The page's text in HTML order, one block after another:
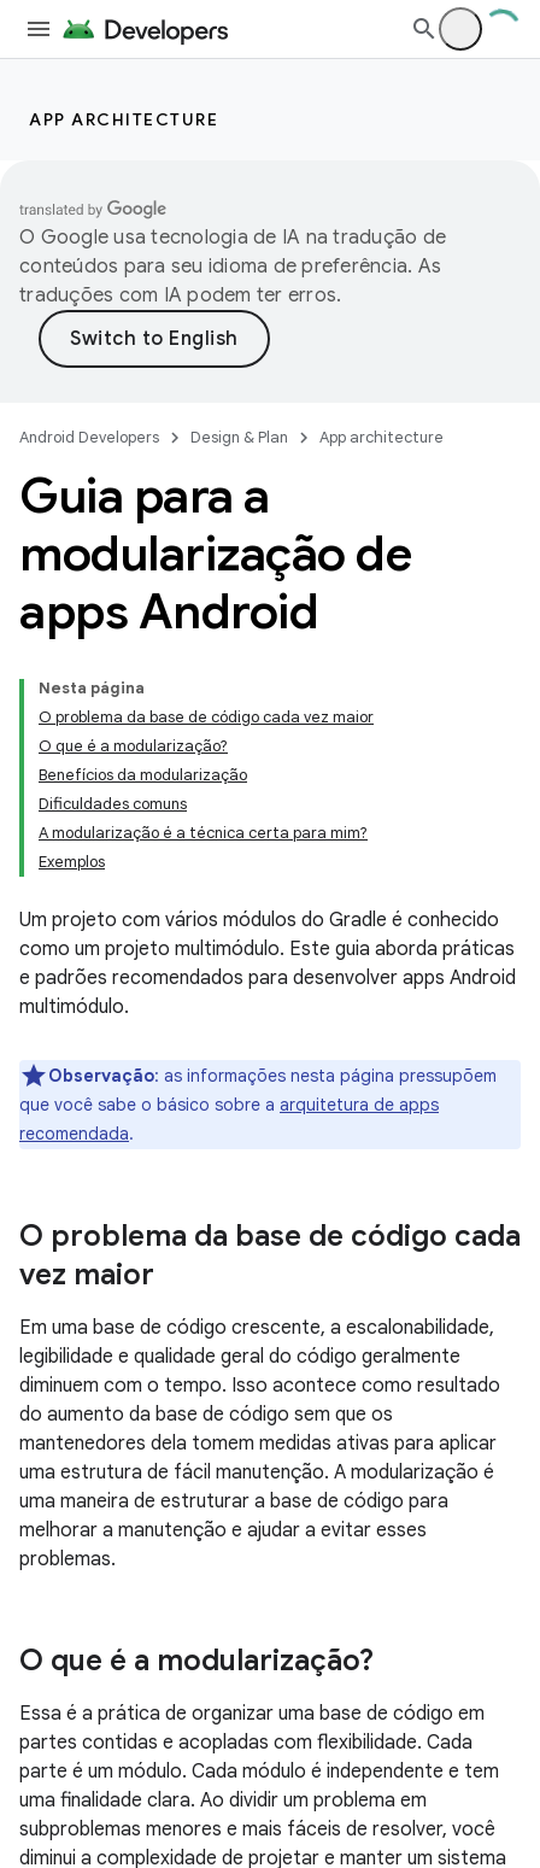
APP ARCHITECTURE
O Google usa tecnologia de IA na tradução de
conteúdos para seu idioma de preferência. As
traduções com IA podem ter erros.
Android Developers Design & Plan App architecture
Guia para a
modularização de
apps Android
Nesta página
O problema da base de código cada vez maior
O que é a modularização?
Benefícios da modularização
Dificuldades comuns
A modularização é a técnica certa para mim?
Exemplos
Um projeto com vários módulos do Gradle é conhecido
como um projeto multimódulo. Este guia aborda práticas
e padrões recomendados para desenvolver apps Android
multimódulo.
Observação: as informações nesta página pressupõem
que você sabe o básico sobre a arquitetura de apps
recomendada.
O problema da base de código cada
vez maior
Em uma base de código crescente, a escalonabilidade,
legibilidade e qualidade geral do código geralmente
diminuem com o tempo. Isso acontece como resultado
do aumento da base de código sem que os
mantenedores dela tomem medidas ativas para aplicar
uma estrutura de fácil manutenção. A modularização é
uma maneira de estruturar a base de código para
melhorar a manutenção e ajudar a evitar esses
problemas.
O que é a modularização?
Essa é a prática de organizar uma base de código em
partes contidas e acopladas com flexibilidade. Cada
parte é um módulo. Cada módulo é independente e tem
uma finalidade clara. Ao dividir um problema em
subproblemas menores e mais fáceis de resolver, você
diminui a complexidade de projetar e manter um sistema